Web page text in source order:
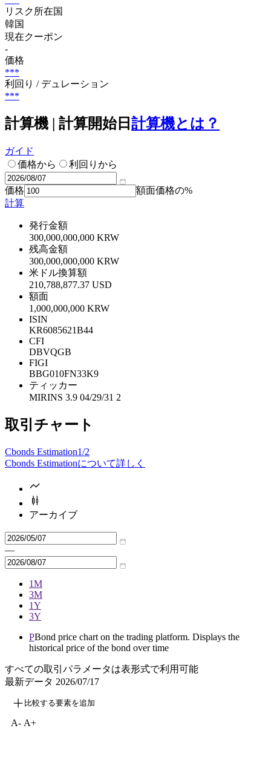
リスク所在国
韓国
現在クーポン
-
価格
***
利回り / デュレーション
***
計算機 | 計算開始日 計算機とは？
ガイド
価格から
利回りから
価格
額面価格の%
計算
発行金額
300,000,000,000 KRW
残高金額
300,000,000,000 KRW
米ドル換算額
210,788,877.37 USD
額面
1,000,000,000 KRW
ISIN
KR6085621B44
CFI
DBVQGB
FIGI
BBG010FN33K9
ティッカー
MIRINS 3.9 04/29/31 2
取引チャート
Cbonds Estimation1/2
Cbonds Estimationについて詳しく
アーカイブ
—
1M
3M
1Y
3Y
PBond price chart on the trading platform. Displays the
historical price of the bond over time
すべての取引パラメータは表形式で利用可能
最新データ 2026/07/17
比較する要素を追加